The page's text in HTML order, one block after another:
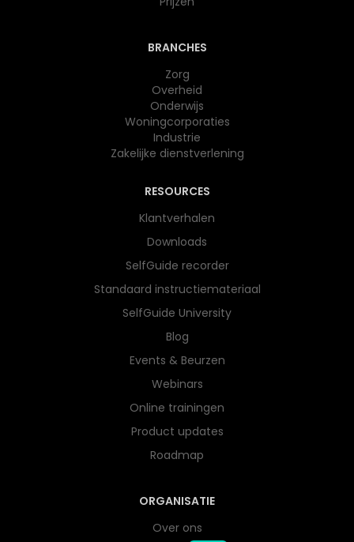
BRANCHES
Zorg
Overheid
Onderwijs​
Woningcorporaties
Industrie
Zakelijke dienstverlening
RESOURCES
Klantverhalen
Downloads
SelfGuide recorder
Standaard instructiemateriaal
SelfGuide University
Blog
Events & Beurzen
Webinars
Online trainingen
Product updates
Roadmap
ORGANISATIE
Over ons